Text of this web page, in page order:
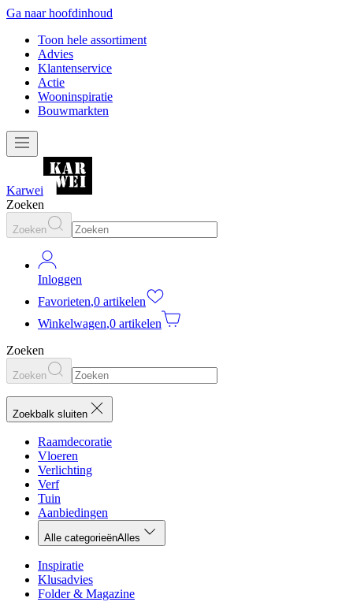
Ga naar hoofdinhoud
Toon hele assortiment
Advies
Klantenservice
Actie
Wooninspiratie
Bouwmarkten
Karwei
Zoeken
Zoeken
Inloggen
Favorieten,0 artikelen
Winkelwagen,0 artikelen
Zoeken
Zoeken
Zoekbalk sluiten
Raamdecoratie
Vloeren
Verlichting
Verf
Tuin
Aanbiedingen
Alle categorieënAlles
Inspiratie
Klusadvies
Folder & Magazine